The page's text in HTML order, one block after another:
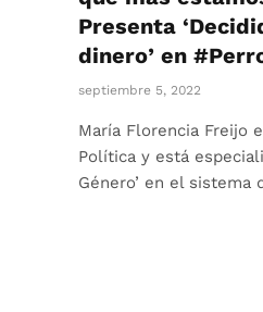
Presenta
dinero’ en
septiembre 5, 2022
María Florencia Freijo
Política y está
Género’ en el sistema